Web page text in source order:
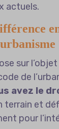
actuels.
sur
de
avez le
terrain et
pour